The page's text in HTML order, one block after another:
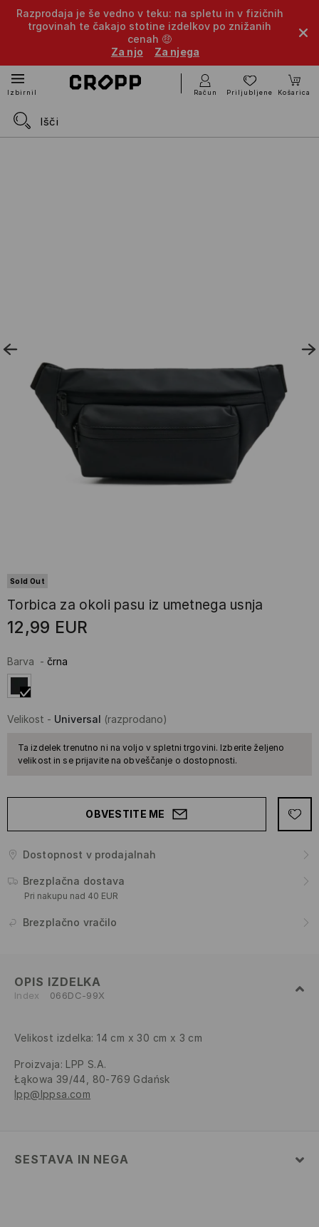
Razprodaja je še vedno v teku: na spletu in v fizičnih
trgovinah te čakajo stotine izdelkov po znižanih
cenah 🤑
Za njo
Za njega
Izbirnik Račun Priljubljene Košarica
Sold Out
Torbica za okoli pasu iz umetnega usnja
12,99 EUR
Barva - črna
Velikost - Universal (razprodano)
Ta izdelek trenutno ni na voljo v spletni trgovini. Izberite željeno
velikost in se prijavite na obveščanje o dostopnosti.
OBVESTITE ME
Dostopnost v prodajalnah
Brezplačna dostava
Pri nakupu nad 40 EUR
Brezplačno vračilo
OPIS IZDELKA
Index 066DC-99X
Velikost izdelka: 14 cm x 30 cm x 3 cm
Proizvaja: LPP S.A.
Łąkowa 39/44, 80-769 Gdańsk
lpp@lppsa.com
SESTAVA IN NEGA